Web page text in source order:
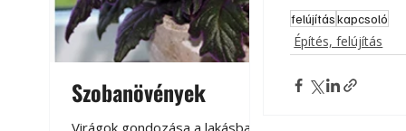
Szobanövények
Virágoskert:
felújításkapcsoló
Építés, felújítás